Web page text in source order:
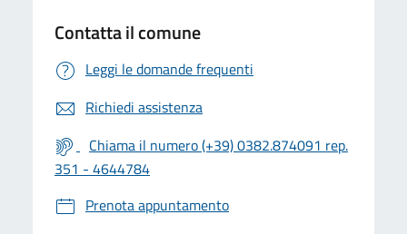
Contatta il comune
Leggi le domande frequenti
Richiedi assistenza
Chiama il numero (+39) 0382.874091 rep.
351 - 4644784
Prenota appuntamento